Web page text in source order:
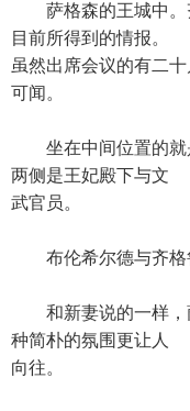
萨格森的王城中。
目前所得到的情报。
虽然出席会议的有二
可闻。
坐在中间位置的就
两侧是王妃殿下与文
武官员。
布伦希尔德与齐格
和新妻说的一样，
种简朴的氛围更让人
向往。